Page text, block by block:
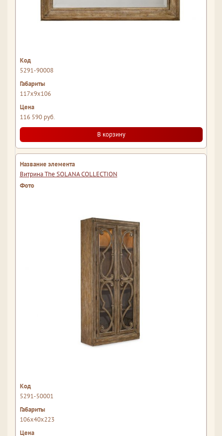
5291-90008
117x9x106
116 590 руб.
В корзину
Витрина The SOLANA COLLECTION
5291-50001
106x40x223